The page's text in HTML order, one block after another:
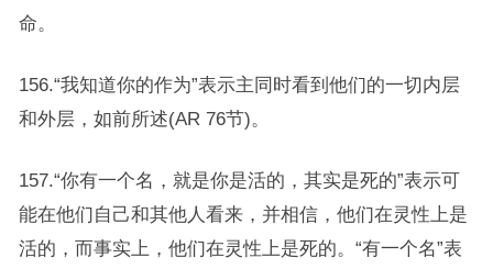
命。
156.“我知道你的作为”表示主同时看到他们的一切内层
和外层，如前所述(AR 76节)。
157.“你有一个名，就是你是活的，其实是死的”表示可
能在他们自己和其他人看来，并相信，他们在灵性上是
活的，而事实上，他们在灵性上是死的。“有一个名”表